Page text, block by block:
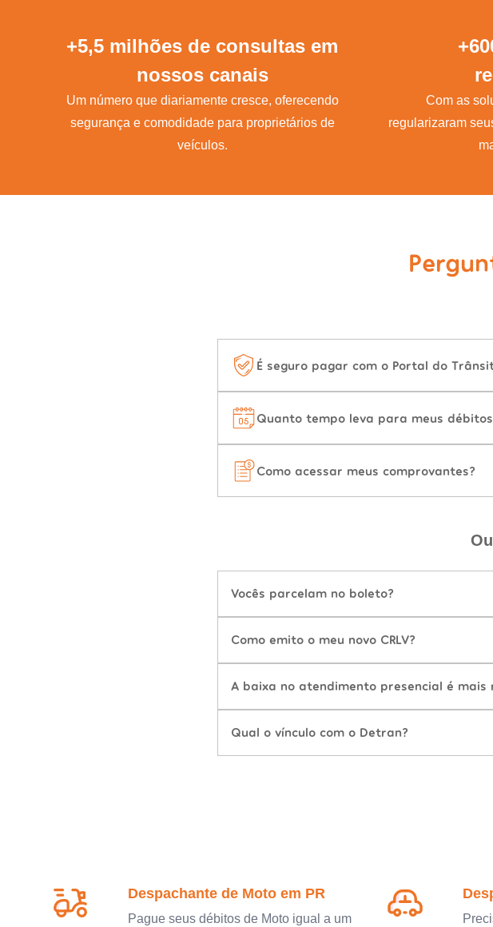
+5,5 milhões de consultas em
nossos canais
Um número que diariamente cresce, oferecendo
segurança e comodidade para proprietários de
veículos.
Com as
regularizaram
É seguro pagar com o Portal do
Quanto tempo leva para meus débitos
Como acessar meus comprovantes?
Vocês parcelam no boleto?
Como emito o meu novo CRLV?
A baixa no atendimento presencial é mais
Qual o vínculo com o Detran?
Despachante de Moto em PR
Pague seus débitos de Moto igual a um